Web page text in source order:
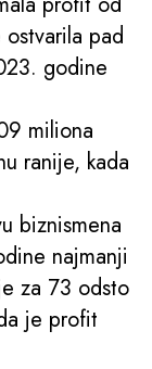
pad
godine
miliona
ranije, kada
biznismena
najmanji
za 73 odsto
je profit